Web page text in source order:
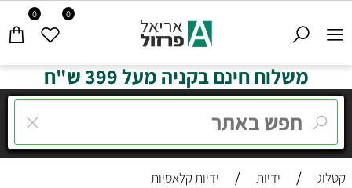
0 0
משלוח חינם בקניה מעל 399 ש"ח
קטלוג / ידיות / ידיות קלאסיות